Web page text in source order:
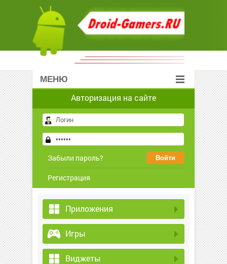
МЕНЮ
Авторизация на сайте
Забыли пароль?
Регистрация
Приложения
Игры
Виджеты